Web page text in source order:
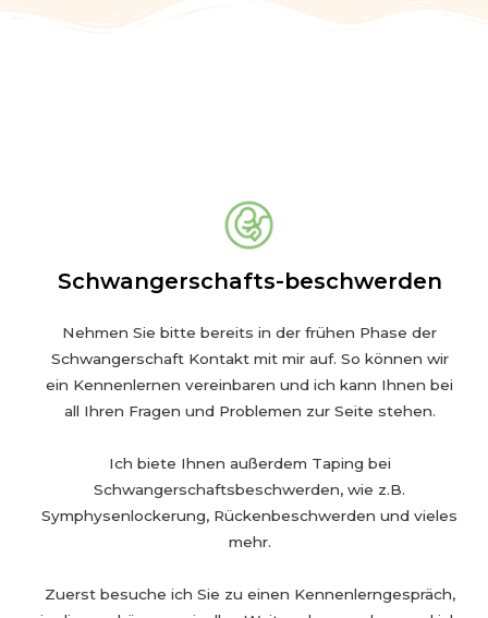
Schwangerschafts-beschwerden
Nehmen Sie bitte bereits in der frühen Phase der
Schwangerschaft Kontakt mit mir auf. So können wir
ein Kennenlernen vereinbaren und ich kann Ihnen bei
all Ihren Fragen und Problemen zur Seite stehen.
Ich biete Ihnen außerdem Taping bei
Schwangerschaftsbeschwerden, wie z.B.
Symphysenlockerung, Rückenbeschwerden und vieles
mehr.
Zuerst besuche ich Sie zu einen Kennenlerngespräch,